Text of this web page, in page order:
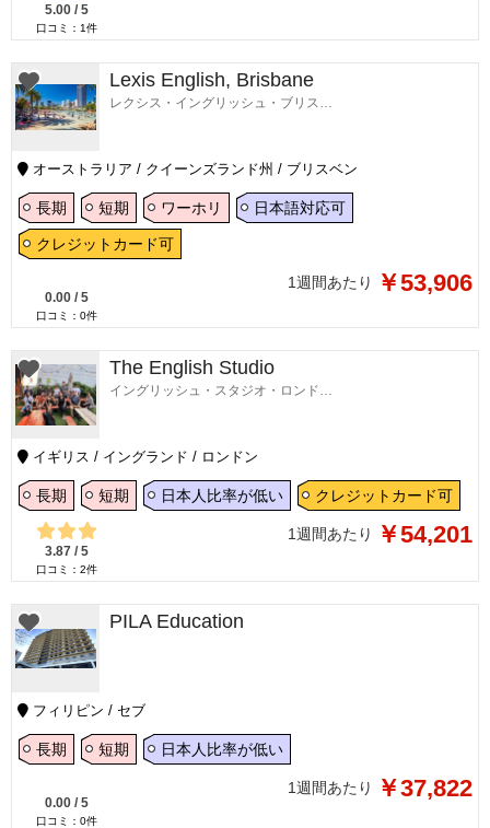
5.00 / 5
口コミ： 1件
Lexis English, Brisbane
レクシス・イングリッシュ・ブリスベン
オーストラリア / クイーンズランド州 / ブリスベン
長期 短期 ワーホリ 日本語対応可
クレジットカード可
0.00 / 5
口コミ： 0件
1週間あたり ￥53,906
The English Studio
イングリッシュ・スタジオ・ロンドン校
イギリス / イングランド / ロンドン
長期 短期 日本人比率が低い クレジットカード可
3.87 / 5
口コミ： 2件
1週間あたり ￥54,201
PILA Education
フィリピン / セブ
長期 短期 日本人比率が低い
0.00 / 5
口コミ： 0件
1週間あたり ￥37,822